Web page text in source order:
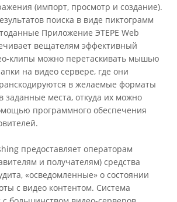
(импорт, просмотр и создание).
поиска в виде пиктограмм
Приложение ЭТЕРЕ Web
вещателям эффективный
клипы можно перетаскивать мышью
на видео сервере, где они
в желаемые форматы
заданные места, откуда их можно
программного обеспечения
предоставляет операторам
и получателям) средства
«осведомленные» о состоянии
с видео контентом. Система